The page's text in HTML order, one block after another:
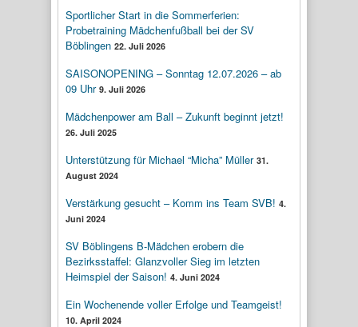
Sportlicher Start in die Sommerferien:
Probetraining Mädchenfußball bei der SV
Böblingen 22. Juli 2026
SAISONOPENING – Sonntag 12.07.2026 – ab
09 Uhr 9. Juli 2026
Mädchenpower am Ball – Zukunft beginnt jetzt!
26. Juli 2025
Unterstützung für Michael “Micha” Müller 31.
August 2024
Verstärkung gesucht – Komm ins Team SVB! 4.
Juni 2024
SV Böblingens B-Mädchen erobern die
Bezirksstaffel: Glanzvoller Sieg im letzten
Heimspiel der Saison! 4. Juni 2024
Ein Wochenende voller Erfolge und Teamgeist!
10. April 2024